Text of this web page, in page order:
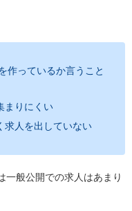
作っているか言うこと
まりにくい
求人を出していない
一般公開での求人はあまり